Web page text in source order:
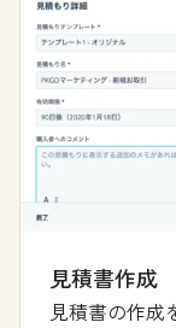
見積書作成
見積書の作成